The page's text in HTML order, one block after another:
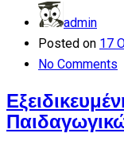
admin
Posted on 17
No Comments